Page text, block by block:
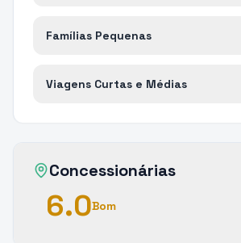
Famílias Pequenas
Viagens Curtas e Médias
Concessionárias
6.0Bom